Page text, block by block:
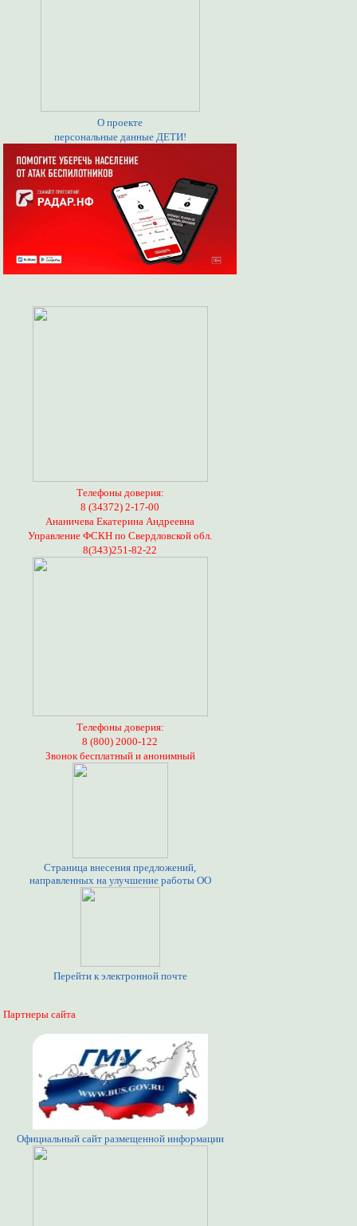
О проекте
персональные данные ДЕТИ!
Телефоны доверия:
8 (34372) 2-17-00
Ананичева Екатерина Андреевна
Управление ФСКН по Свердловской обл.
8(343)251-82-22
Телефоны доверия:
8 (800) 2000-122
Звонок бесплатный и анонимный
Страница внесения предложений,
направленных на улучшение работы ОО
Перейти к электронной почте
Партнеры сайта
Официальный сайт размещенной информации